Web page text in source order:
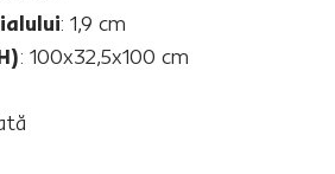
: 1,9 cm
: 100x32,5x100 cm